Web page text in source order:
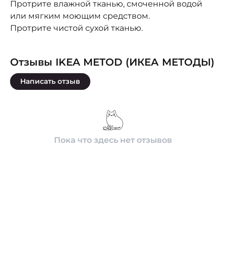
Протрите влажной тканью, смоченной водой
или мягким моющим средством.
Протрите чистой сухой тканью.
Отзывы IKEA METOD (ИКЕА МЕТОДЫ)
Написать отзыв
Пока что здесь нет отзывов